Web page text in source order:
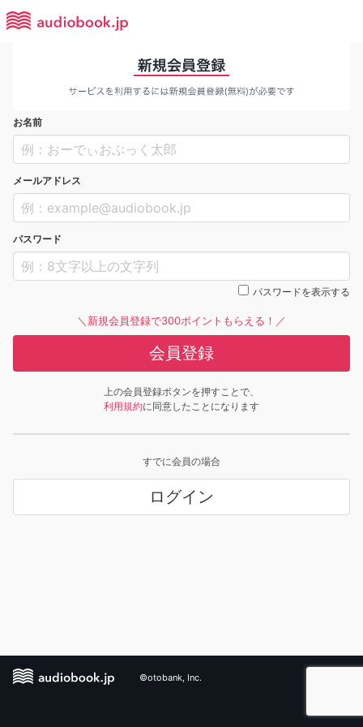
お名前
メールアドレス
パスワード
パスワードを表示する
＼新規会員登録で300ポイントもらえる！／
会員登録
上の会員登録ボタンを押すことで、
利用規約に同意したことになります
すでに会員の場合
ログイン
©otobank, Inc.